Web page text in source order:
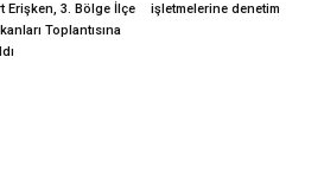
Erişken, 3. Bölge İlçe
Toplantısına
işletmelerine denetim